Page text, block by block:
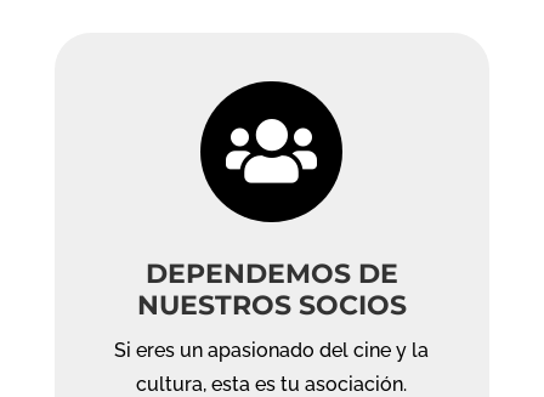

DEPENDEMOS DE
NUESTROS SOCIOS
Si eres un apasionado del cine y la
cultura, esta es tu asociación.